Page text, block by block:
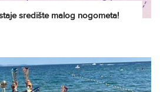
središte malog nogometa!